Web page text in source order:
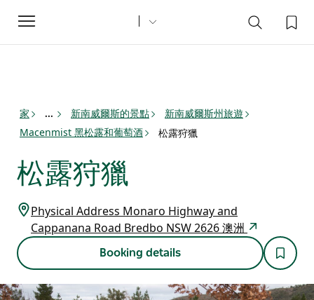
Toggle
navigation
家 ... 新南威爾斯的景點
新南威爾斯州旅遊
Macenmist 黑松露和葡萄酒
松露狩獵
松露狩獵
Physical Address Monaro Highway and
Cappanana Road Bredbo NSW 2626 澳洲
Booking details